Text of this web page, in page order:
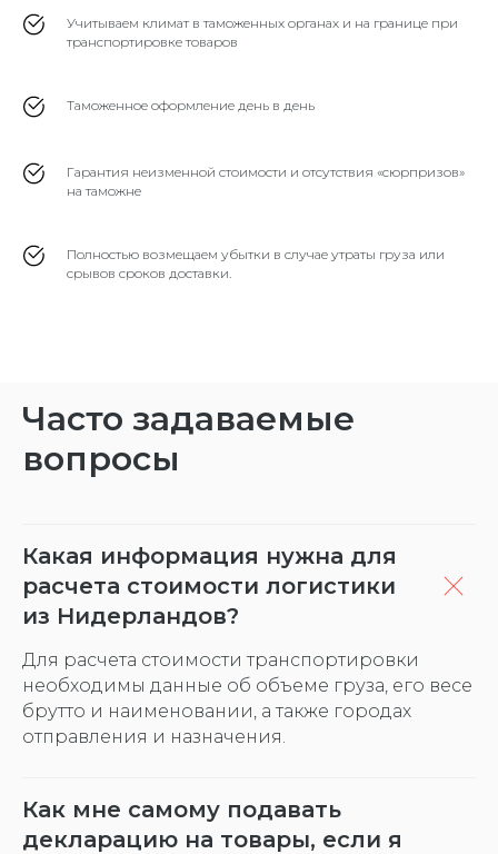
Учитываем климат в таможенных органах и на границе при
транспортировке товаров
Таможенное оформление день в день
Гарантия неизменной стоимости и отсутствия «сюрпризов»
на таможне
Полностью возмещаем убытки в случае утраты груза или
срывов сроков доставки.
Часто задаваемые
вопросы
Какая информация нужна для
расчета стоимости логистики
из Нидерландов?
Для расчета стоимости транспортировки
необходимы данные об объеме груза, его весе
брутто и наименовании, а также городах
отправления и назначения.
Как мне самому подавать
декларацию на товары, если я